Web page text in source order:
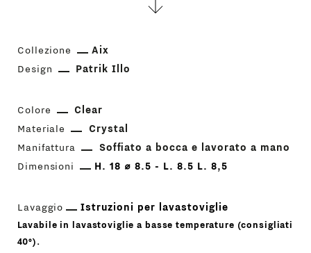
Collezione
Aix
Design
Patrik Illo
Colore
Clear
Materiale
Crystal
Manifattura
Soffiato a bocca e lavorato a mano
Dimensioni
H. 18 ⌀ 8.5 - L. 8.5 L. 8,5
Lavaggio Istruzioni per lavastoviglie
Lavabile in lavastoviglie a basse temperature (consigliati
40°).